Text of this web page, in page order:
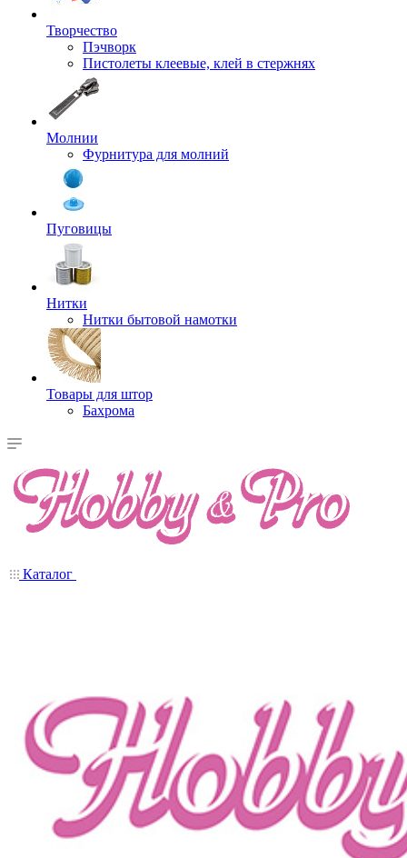
Творчество
Пэчворк
Пистолеты клеевые, клей в стержнях
Молнии
Фурнитура для молний
Пуговицы
Нитки
Нитки бытовой намотки
Товары для штор
Бахрома
Каталог